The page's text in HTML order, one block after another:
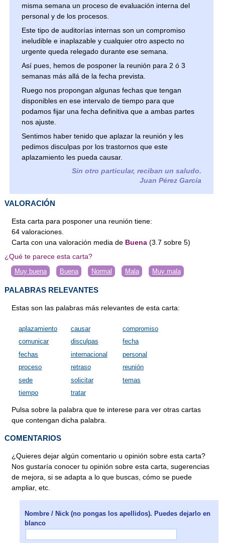
misma semana un proceso de evaluación interna del
personal y de los procesos.
Este tipo de auditorías internas son un compromiso
ineludible e inaplazable y cualquier otro aspecto no
urgente queda relegado durante ese semana.
Así pues, hemos de posponer la reunión para 2 ó 3
semanas más allá de la fecha prevista.
Ruego nos propongan algunas fechas que tengan
disponibles en ese intervalo de tiempo para que
podamos fijar una fecha definitiva que a ambas partes
nos ajuste.
Sentimos haber tenido que aplazar la reunión y les
pedimos disculpas por los trastornos que este
aplazamiento les pueda causar.
Sin otro particular, reciban un saludo.
Juan Pérez García
VALORACIÓN
Esta carta para posponer una reunión tiene:
64 valoraciones
Carta con una valoración media de Buena (3.7 sobre5)
¿Qué te parece esta carta?
Muy buena Buena Normal Mala Muy mala
PALABRAS RELEVANTES
Estas son las palabras más relevantes de esta carta:
aplazamiento causar
compromiso
comunicar
disculpas
fecha
fechas
internacional
personal
proceso
retraso
reunión
sede
solicitar
temas
tiempo
tratar
Pulsa sobre la palabra que te interese para ver otras cartas
que contengan dicha palabra.
COMENTARIOS
¿Quieres dejar algún comentario u opinión sobre esta carta?
Nos gustaría conocer tu opinión sobre esta carta, sugerencias
de mejora, si se adapta a lo que buscas, cómo se puede
ampliar, etc.
Nombre / Nick (no pongas los apellidos). Puedes dejarlo en
blanco